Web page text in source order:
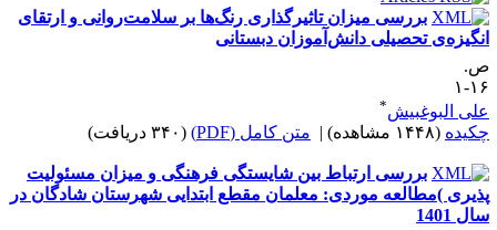
بررسی میزان تاثیرگذاری رنگ‌ها بر سلامت‌روانی و ارتقای
تحصیلی دانش‌آموزان دبستانی
۱
البوغبیش*
(۱۴۴۸ مشاهده) | متن کامل (PDF) (۳۴۰ دریافت)
بررسی ارتباط بین شایستگی فرهنگی و میزان مسئولیت
)مطالعه موردی: معلمان مقطع ابتدایی شهرستان شادگان در
1401